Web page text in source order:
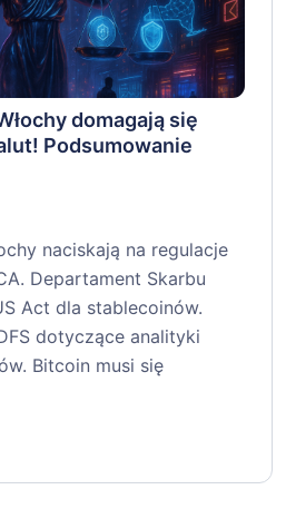
domagają się
Podsumowanie
naciskają na regulacje
Departament Skarbu
Act dla stablecoinów.
dotyczące analityki
Bitcoin musi się